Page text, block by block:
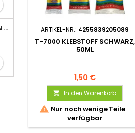
AUTO DIAGNOSTIC NON POPUP AKKU FÜR IPHONE 14 OHNE FEHLERMELDUNG
ARTIKEL-NR.: 4255839205089
T-7000 KLEBSTOFF SCHWARZ,
50ML
1,50 €
 In den Warenkorb
 Nur noch wenige Teile
verfügbar